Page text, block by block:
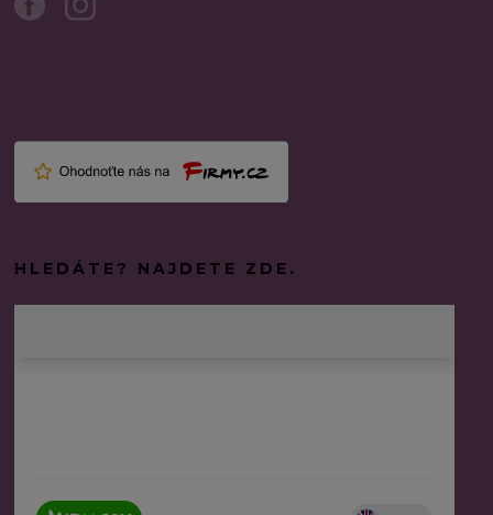
HLEDÁTE? NAJDETE ZDE.